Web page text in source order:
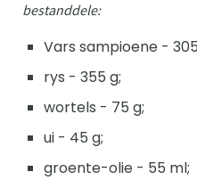
bestanddele:
Vars sampioene -
rys - 355 g;
wortels - 75 g;
ui - 45 g;
groente-olie - 55 ml;